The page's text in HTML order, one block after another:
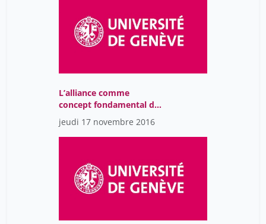
méthodologique de la
Transcendance.
L’alliance comme
concept fondamental de
la mystique.
jeudi 17 novembre 2016